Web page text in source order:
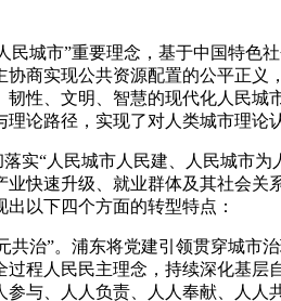
民城市”重要理念，基于中国特色
协商实现公共资源配置的公平正
韧性、文明、智慧的现代化人民
论路径，实现了对人类城市理论
实“人民城市人民建、人民城市
业快速升级、就业群体及其社会
以下四个方面的转型特点：
共治”。浦东将党建引领贯穿城市
过程人民民主理念，持续深化基
与、人人负责、人人奉献、人人